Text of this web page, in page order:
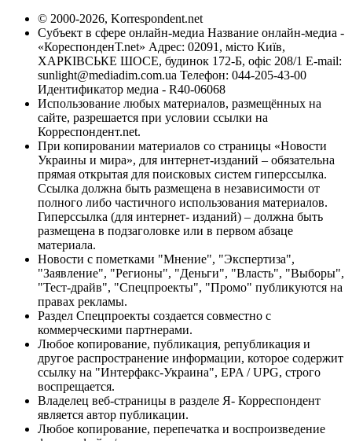
© 2000-2026, Korrespondent.net
Субъект в сфере онлайн-медиа Название онлайн-медиа -
«КореспонденТ.net» Адрес: 02091, місто Київ,
ХАРКІВСЬКЕ ШОСЕ, будинок 172-Б, офіс 208/1 E-mail:
sunlight@mediadim.com.ua Телефон: 044-205-43-00
Идентификатор медиа - R40-06068
Использование любых материалов, размещённых на
сайте, разрешается при условии ссылки на
Корреспондент.net.
При копировании материалов со страницы «Новости
Украины и мира», для интернет-изданий – обязательна
прямая открытая для поисковых систем гиперссылка.
Ссылка должна быть размещена в независимости от
полного либо частичного использования материалов.
Гиперссылка (для интернет- изданий) – должна быть
размещена в подзаголовке или в первом абзаце
материала.
Новости с пометками "Мнение", "Экспертиза",
"Заявление", "Регионы", "Деньги", "Власть", "Выборы",
"Тест-драйв", "Спецпроекты", "Промо" публикуются на
правах рекламы.
Раздел Спецпроекты создается совместно с
коммерческими партнерами.
Любое копирование, публикация, републикация и
другое распространение информации, которое содержит
ссылку на "Интерфакс-Украина", EPA / UPG, строго
воспрещается.
Владелец веб-страницы в разделе Я- Корреспондент
является автор публикации.
Любое копирование, перепечатка и воспроизведение